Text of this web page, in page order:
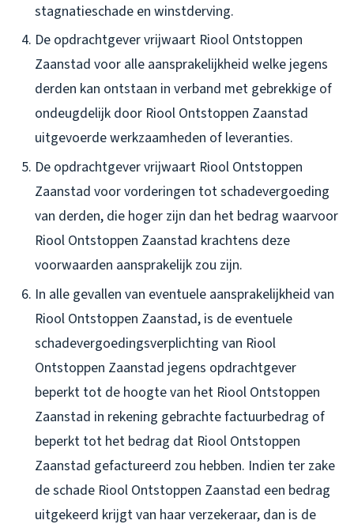
stagnatieschade en winstderving.
De opdrachtgever vrijwaart Riool Ontstoppen
Zaanstad voor alle aansprakelijkheid welke jegens
derden kan ontstaan in verband met gebrekkige of
ondeugdelijk door Riool Ontstoppen Zaanstad
uitgevoerde werkzaamheden of leveranties.
De opdrachtgever vrijwaart Riool Ontstoppen
Zaanstad voor vorderingen tot schadevergoeding
van derden, die hoger zijn dan het bedrag waarvoor
Riool Ontstoppen Zaanstad krachtens deze
voorwaarden aansprakelijk zou zijn.
In alle gevallen van eventuele aansprakelijkheid van
Riool Ontstoppen Zaanstad, is de eventuele
schadevergoedingsverplichting van Riool
Ontstoppen Zaanstad jegens opdrachtgever
beperkt tot de hoogte van het Riool Ontstoppen
Zaanstad in rekening gebrachte factuurbedrag of
beperkt tot het bedrag dat Riool Ontstoppen
Zaanstad gefactureerd zou hebben. Indien ter zake
de schade Riool Ontstoppen Zaanstad een bedrag
uitgekeerd krijgt van haar verzekeraar, dan is de